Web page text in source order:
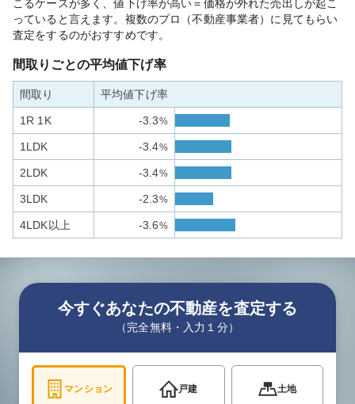
こるケースが多く、値下げ率が高い＝価格が外れた売出しが起こ
っていると言えます。複数のプロ（不動産事業者）に見てもらい
査定をするのがおすすめです。
間取りごとの平均値下げ率
間取り 平均値下げ率
1R 1K -3.3%
1LDK -3.4%
2LDK -3.4%
3LDK -2.3%
4LDK以上 -3.6%
今すぐあなたの不動産を査定する
（完全無料・入力１分）
マンション 戸建 土地